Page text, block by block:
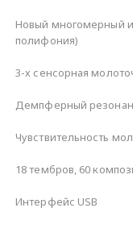
Новый многомерный
полифония)
3-х сенсорная
Демпферный
Чувствительность
18 тембров, 60
Интерфейс USB